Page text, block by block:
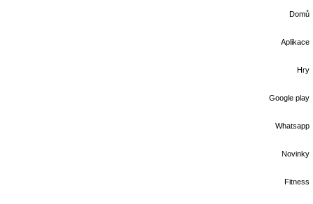
Domů
Aplikace
Hry
Google play
Whatsapp
Novinky
Fitness